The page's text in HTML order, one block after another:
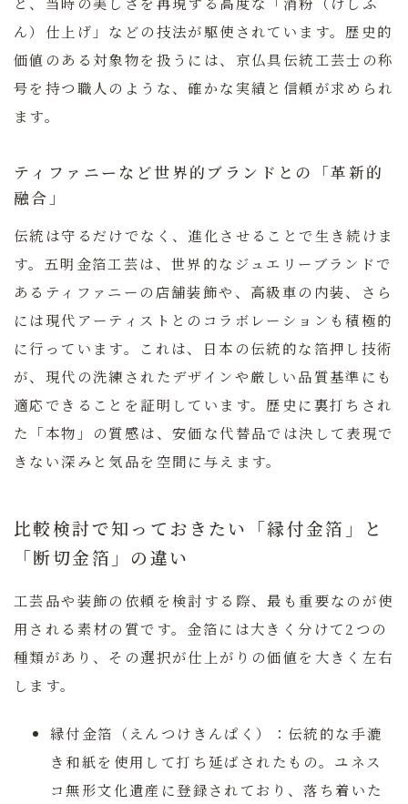
ん）仕上げ」などの技法が駆使されています。歴史的
価値のある対象物を扱うには、京仏具伝統工芸士の称
号を持つ職人のような、確かな実績と信頼が求められ
ます。
ティファニーなど世界的ブランドとの「革新的
融合」
伝統は守るだけでなく、進化させることで生き続けま
す。五明金箔工芸は、世界的なジュエリーブランドで
ある ティファニー の店舗装飾や、高級車の内装、さら
には現代アーティストとのコラボレーションも積極的
に行っています。これは、日本の伝統的な箔押し技術
が、現代の洗練されたデザインや厳しい品質基準にも
適応できることを証明しています。歴史に裏打ちされ
た「本物」の質感は、安価な代替品では決して表現で
きない深みと気品を空間に与えます。
比較検討で知っておきたい「縁付金箔」と
「断切金箔」の違い
工芸品や装飾の依頼を検討する際、最も重要なのが使
用される素材の質です。金箔には大きく分けて2つの
種類があり、その選択が仕上がりの価値を大きく左右
します。
縁付金箔（えんつけきんぱく）： 伝統的な手漉
き和紙を使用して打ち延ばされたもの。ユネス
コ無形文化遺産に登録されており、落ち着いた